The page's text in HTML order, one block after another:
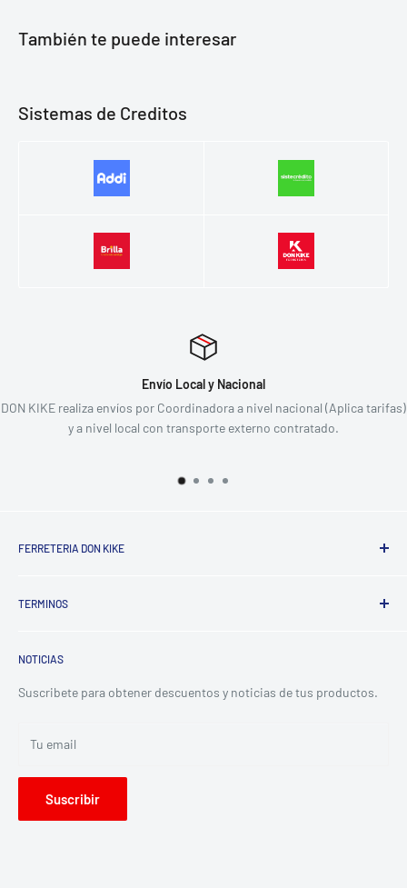
También te puede interesar
Sistemas de Creditos
Envío Local y Nacional
realiza envíos por Coordinadora a nivel nacional (Aplica tarifas)
y a nivel local con transporte externo contratado.
FERRETERIA DON KIKE
productos para la construccion y ferreteria, ofreciendo
nuestros clientes.
TERMINOS
Politica de reembolso
Politica de privacidad
NOTICIAS
Suscribete para obtener descuentos y noticias de tus productos.
Tu email
Suscribir